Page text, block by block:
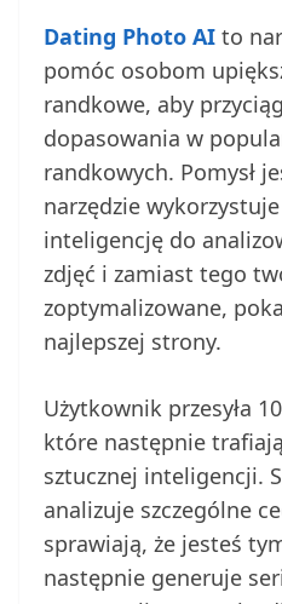
Dating Photo AI to
pomóc osobom
randkowe, aby
dopasowania w
randkowych. Pomysł
narzędzie
inteligencję do
zdjęć i zamiast tego
zoptymalizowane,
najlepszej strony.
Użytkownik przesyła
które następnie
sztucznej inteligencji.
analizuje szczególne
sprawiają, że jesteś
następnie generuje